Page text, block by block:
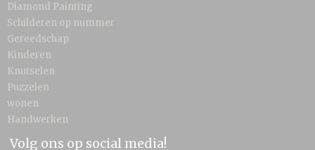
Diamond Painting
Schilderen op nummer
Gereedschap
Kinderen
Knutselen
Puzzelen
wonen
Handwerken
Volg ons op social media!